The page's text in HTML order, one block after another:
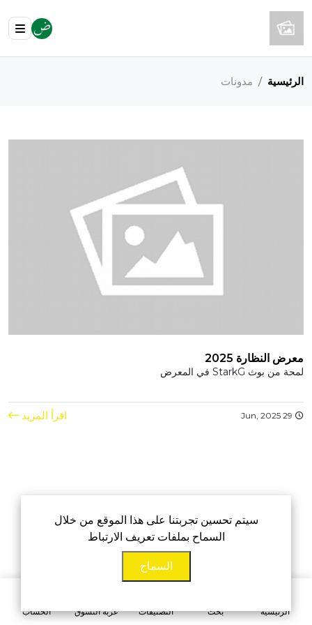
الرئيسية بحث التصنيفات عربة التسوق الحساب
الرئيسية مدونات
معرض النظارة 2025
لمحة من بوث StarkG في المعرض
29 Jun, 2025 اقرأ المزيد
سيتم تحسين تجربتنا على هذا الموقع من خلال
السماح بملفات تعريف الارتباط
السماح